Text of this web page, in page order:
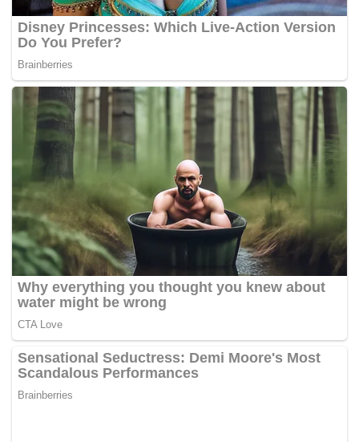
Kehadiran perangkat baru ini diperkirakan akan
membawa peningkatan pada akurasi sensor,
optimalisasi perangkat lunak, hingga efisiensi baterai
untuk pengalaman penggunaan yang lebih baik.
Sumber: Gizmochina